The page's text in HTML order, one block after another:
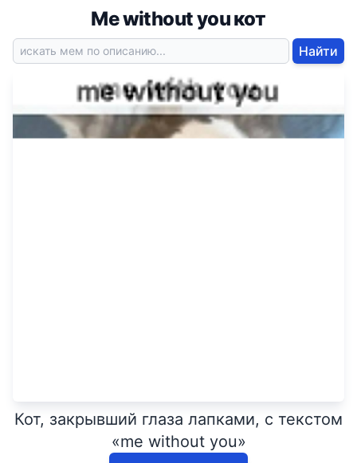
Me without you кот
Найти
Кот, закрывший глаза лапками, с текстом
«me without you»